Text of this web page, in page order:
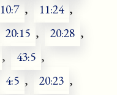
10:7 , 11:24 ,
20:15 , 20:28 ,
, 43:5 ,
4:5 , 20:23 ,